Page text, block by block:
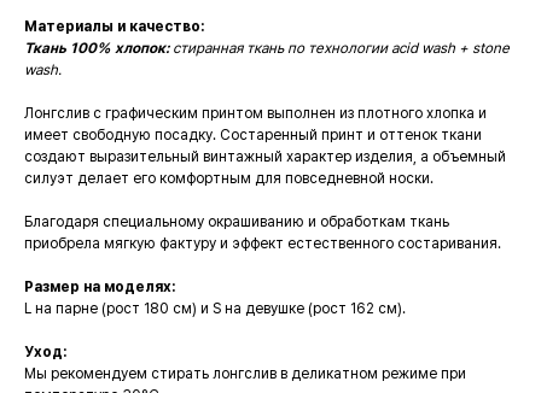
Материалы и качество:
Ткань 100% хлопок:стиранная ткань по технологии acid wash + stone
wash.
Лонгслив с графическим принтом выполнен из плотного хлопка и
имеет свободную посадку. Состаренный принт и оттенок ткани
создают выразительный винтажный характер изделия, а объемный
силуэт делает его комфортным для повседневной носки.
Благодаря специальному окрашиванию и обработкам ткань
приобрела мягкую фактуру и эффект естественного состаривания.
Размер на моделях:
L на парне (рост 180 см) и S на девушке (рост 162 см).
Уход:
Мы рекомендуем стирать лонгслив в деликатном режиме при